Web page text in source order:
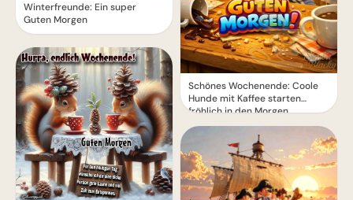
Winterfreunde: Ein super
Guten Morgen
Schönes Wochenende: Coole
Hunde mit Kaffee starten
fröhlich in den Morgen